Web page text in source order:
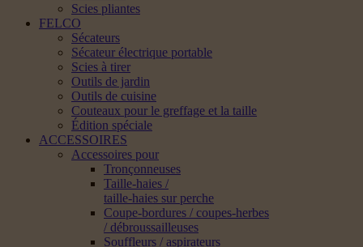
Scies pliantes
FELCO
Sécateurs
Sécateur électrique portable
Scies à tirer
Outils de jardin
Outils de cuisine
Couteaux pour le greffage et la taille
Édition spéciale
ACCESSOIRES
Accessoires pour
Tronçonneuses
Taille-haies /
taille-haies sur perche
Coupe-bordures / coupes-herbes
/ débroussailleuses
Souffleurs / aspirateurs